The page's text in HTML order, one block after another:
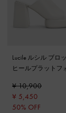
Lucile ルシル ブロ
ヒールプラットフ
¥ 10,900
¥ 5,450
50% OFF